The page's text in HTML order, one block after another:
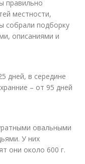
правильно
местности,
собрали подборку
описаниями и
дней, в середине
– от 95 дней
овальными
У них
они около 600 г.